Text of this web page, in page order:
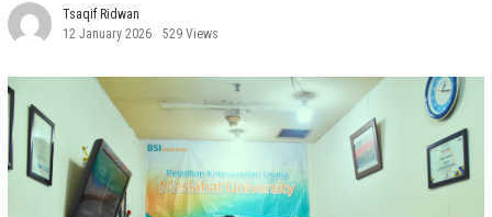
Tsaqif Ridwan
12 January 2026
529 Views